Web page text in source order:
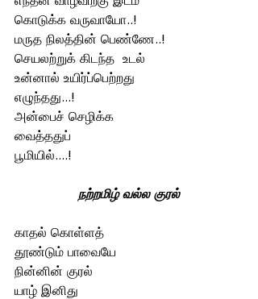
கொடுக்க வருவாயோ..!
மருத நிலத்தின் பெண்ணே..!
செயலற்றுக் கிடந்த  உடல்
உன்னால் உயிர்ப்பெற்றது
எழுந்தது...!
அன்பைச் செழிக்க
வைத்ததுப்
பூமியில்....!
நற்றமிழ் வல்ல குரல்
காதல் கொள்ளத்
தூண்டும் பாவையே
நின்னின் குரல்
யாழ் இனிது